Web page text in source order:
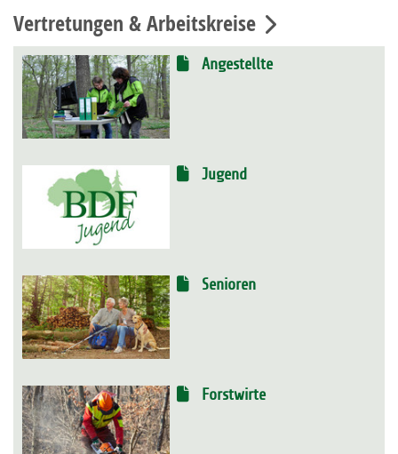
Vertretungen & Arbeitskreise
Angestellte
Jugend
Senioren
Forstwirte